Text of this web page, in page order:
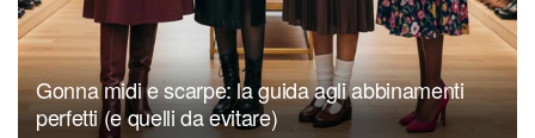
Gonna midi e scarpe: la guida agli abbinamenti
perfetti (e quelli da evitare)